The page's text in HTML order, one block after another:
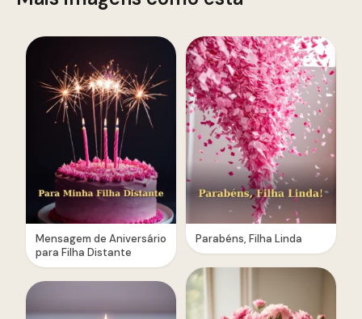
Mensagem de Aniversário
para Filha Distante
Parabéns, Filha Linda